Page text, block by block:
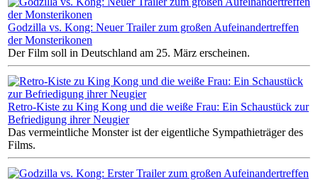
Godzilla vs. Kong: Neuer Trailer zum großen Aufeinandertreffen
der Monsterikonen
Der Film soll in Deutschland am 25. März erscheinen.
Retro-Kiste zu King Kong und die weiße Frau: Ein Schaustück zur
Befriedigung ihrer Neugier
Das vermeintliche Monster ist der eigentliche Sympathieträger des
Films.